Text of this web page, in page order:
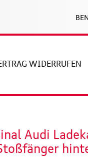
WIDERRUFEN
Audi